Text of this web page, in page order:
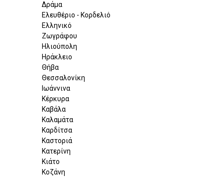
Δράμα
Ελευθέριο - Κορδελιό
Ελληνικό
Ζωγράφου
Ηλιούπολη
Ηράκλειο
Θήβα
Θεσσαλονίκη
Ιωάννινα
Κέρκυρα
Καβάλα
Καλαμάτα
Καρδίτσα
Καστοριά
Κατερίνη
Κιάτο
Κοζάνη